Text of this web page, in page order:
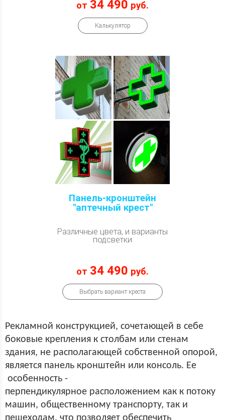
от 34 490 руб.
Калькулятор
Панель-кронштейн
"аптечный крест"
Различные цвета, и варианты
подсветки
от 34 490 руб.
Выбрать вариант креста
Рекламной конструкцией, сочетающей в себе
боковые крепления к столбам или стенам
здания, не располагающей собственной опорой,
является панель кронштейн или консоль. Ее
особенность -
перпендикулярное расположением как к потоку
машин, общественному транспорту, так и